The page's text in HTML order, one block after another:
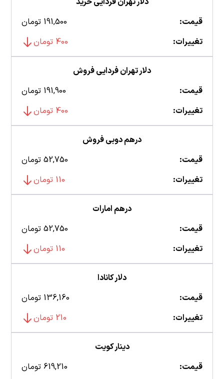
قیمت:
191,500 تومان
تغییرات:
400 تومان
دلار تهران فردایی فروش
قیمت:
191,900 تومان
تغییرات:
400 تومان
درهم دوبی فروش
قیمت:
52,750 تومان
تغییرات:
110 تومان
درهم امارات
قیمت:
52,750 تومان
تغییرات:
110 تومان
دلار کانادا
قیمت:
136,160 تومان
تغییرات:
210 تومان
دینار کویت
قیمت:
619,210 تومان